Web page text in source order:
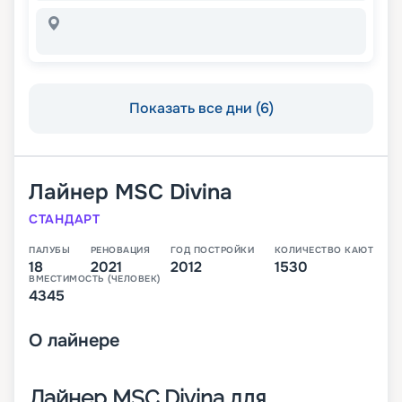
Показать все дни (6)
Лайнер MSC Divina
СТАНДАРТ
ПАЛУБЫ
18
РЕНОВАЦИЯ
2021
ГОД ПОСТРОЙКИ
2012
КОЛИЧЕСТВО КАЮТ
1530
ВМЕСТИМОСТЬ (ЧЕЛОВЕК)
4345
О лайнере